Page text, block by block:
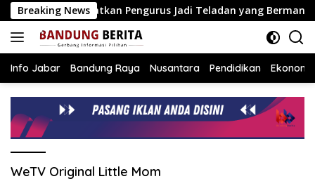
Langsung
ke
konten
Breaking News
Sudjana Ingatkan Pengurus Jadi Teladan yang Bermanfaat
Info Jabar Bandung Raya Nusantara Pendidikan Ekonomi
WeTV Original Little Mom